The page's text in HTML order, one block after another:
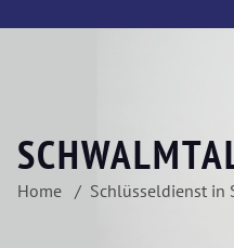
Home Schlüsseldienst in